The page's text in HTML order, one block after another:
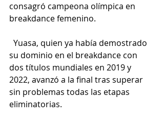
consagró campeona olímpica en
breakdance femenino.
Yuasa, quien ya había demostrado
su dominio en el breakdance con
dos títulos mundiales en 2019 y
2022, avanzó a la final tras superar
sin problemas todas las etapas
eliminatorias.